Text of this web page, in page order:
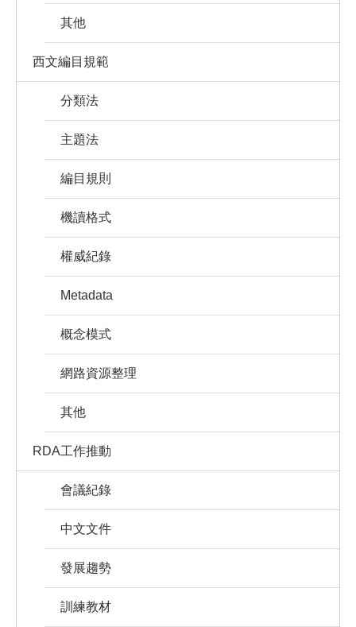
其他
西文編目規範
分類法
主題法
編目規則
機讀格式
權威紀錄
Metadata
概念模式
網路資源整理
其他
RDA工作推動
會議紀錄
中文文件
發展趨勢
訓練教材